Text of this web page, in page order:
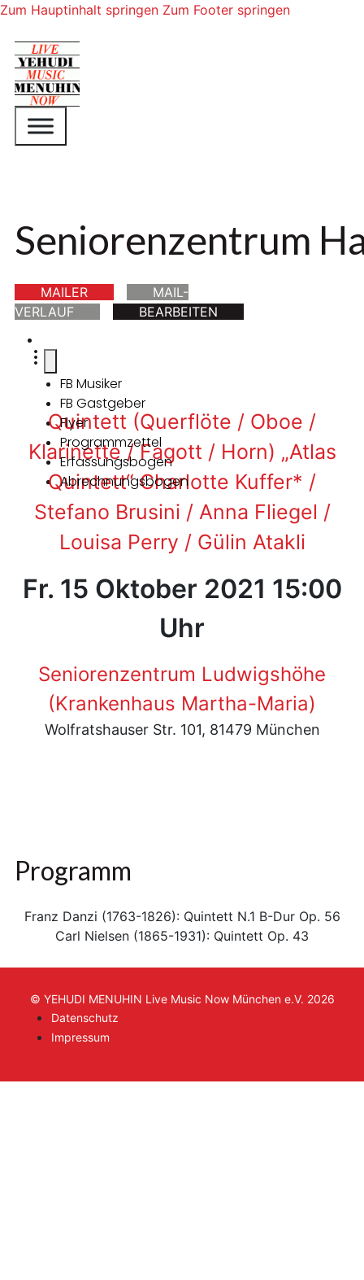
Zum Hauptinhalt springen Zum Footer springen
Seniorenzentrum
MAILER
MAIL-
VERLAUF
BEARBEITEN
FB Musiker
FB Gastgeber
Flyer
Programmzettel
Erfassungsbogen
Abrechnungsbogen
Quintett (Querflöte / Oboe /
Klarinette / Fagott / Horn) „Atlas
Quintett“ Charlotte Kuffer* /
Stefano Brusini / Anna Fliegel /
Louisa Perry / Gülin Atakli
Fr. 15 Oktober 2021 15:00
Uhr
Seniorenzentrum Ludwigshöhe
(Krankenhaus Martha-Maria)
Wolfratshauser Str. 101, 81479 München
Programm
Franz Danzi (1763-1826): Quintett N.1 B-Dur Op. 56
Carl Nielsen (1865-1931): Quintett Op. 43
© YEHUDI MENUHIN Live Music Now München e.V. 2026
Datenschutz
Impressum